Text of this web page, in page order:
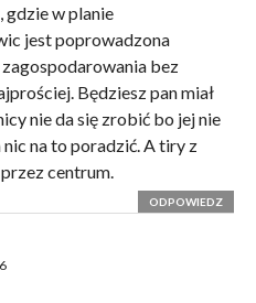
gdzie w planie
jest poprowadzona
bez
Będziesz pan miał
nie da się zrobić bo jej nie
nic na to poradzić. A tiry z
centrum.
ODPOWIEDZ